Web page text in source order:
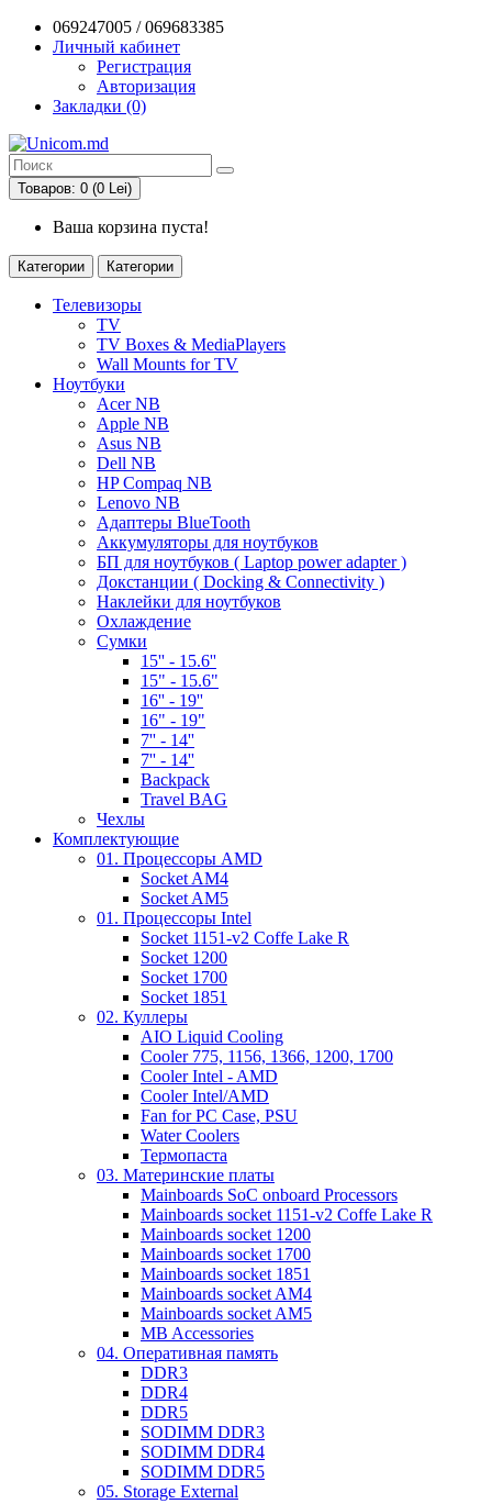
069247005 / 069683385
Личный кабинет
Регистрация
Авторизация
Закладки (0)
Товаров: 0 (0 Lei)
Ваша корзина пуста!
Категории Категории
Телевизоры
TV
TV Boxes & MediaPlayers
Wall Mounts for TV
Ноутбуки
Acer NB
Apple NB
Asus NB
Dell NB
HP Compaq NB
Lenovo NB
Адаптеры BlueTooth
Аккумуляторы для ноутбуков
БП для ноутбуков ( Laptop power adapter )
Докстанции ( Docking & Connectivity )
Наклейки для ноутбуков
Охлаждение
Сумки
15'' - 15.6''
15" - 15.6"
16'' - 19''
16" - 19"
7'' - 14''
7'' - 14''
Backpack
Travel BAG
Чехлы
Комплектующие
01. Процессоры AMD
Socket AM4
Socket AM5
01. Процессоры Intel
Socket 1151-v2 Coffe Lake R
Socket 1200
Socket 1700
Socket 1851
02. Куллеры
AIO Liquid Cooling
Cooler 775, 1156, 1366, 1200, 1700
Cooler Intel - AMD
Cooler Intel/AMD
Fan for PC Case, PSU
Water Coolers
Термопаста
03. Материнские платы
Mainboards SoC onboard Processors
Mainboards socket 1151-v2 Coffe Lake R
Mainboards socket 1200
Mainboards socket 1700
Mainboards socket 1851
Mainboards socket AM4
Mainboards socket AM5
MB Accessories
04. Оперативная память
DDR3
DDR4
DDR5
SODIMM DDR3
SODIMM DDR4
SODIMM DDR5
05. Storage External